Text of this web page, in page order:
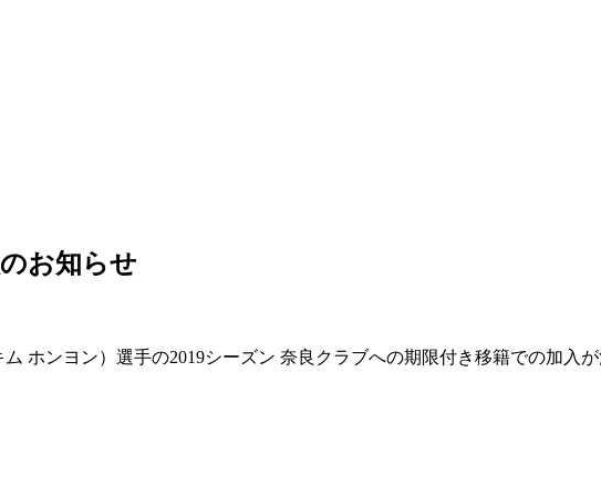
お知らせ
ホンヨン）選手の2019シーズン 奈良クラブへの期限付き移籍での加入